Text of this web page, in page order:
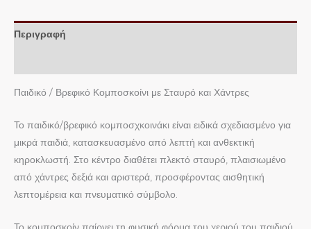
Περιγραφή
Παιδικό / Βρεφικό Κομποσκοίνι με Σταυρό και Χάντρες
Το παιδικό/βρεφικό κομποσχκοινάκι είναι ειδικά σχεδιασμένο για
μικρά παιδιά, κατασκευασμένο από λεπτή και ανθεκτική
κηροκλωστή. Στο κέντρο διαθέτει πλεκτό σταυρό, πλαισιωμένο
από χάντρες δεξιά και αριστερά, προσφέροντας αισθητική
λεπτομέρεια και πνευματικό σύμβολο.
Το κομποσκοίν παίρνει τη φυσική φόρμα του χεριού του παιδιού,